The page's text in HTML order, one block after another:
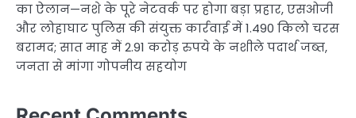
का ऐलान—नशे के पूरे नेटवर्क पर होगा बड़ा प्रहार, एसओजी
और लोहाघाट पुलिस की संयुक्त कार्रवाई में 1.490 किलो चरस
बरामद; सात माह में 2.91 करोड़ रुपये के नशीले पदार्थ जब्त,
जनता से मांगा गोपनीय सहयोग